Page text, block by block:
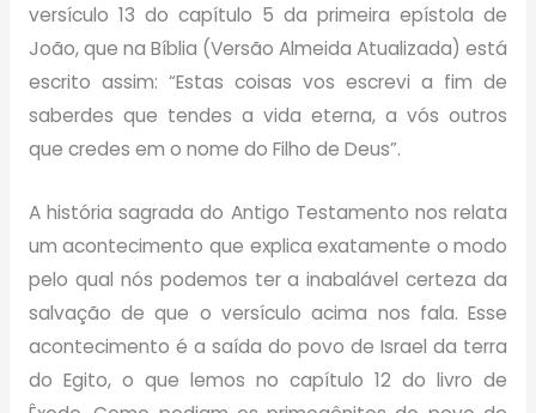
versículo 13 do capítulo 5 da primeira epístola de
João, que na Bíblia (Versão Almeida Atualizada) está
escrito assim: “Estas coisas vos escrevi a fim de
saberdes que tendes a vida eterna, a vós outros
que credes em o nome do Filho de Deus”.
A história sagrada do Antigo Testamento nos relata
um acontecimento que explica exatamente o modo
pelo qual nós podemos ter a inabalável certeza da
salvação de que o versículo acima nos fala. Esse
acontecimento é a saída do povo de Israel da terra
do Egito, o que lemos no capítulo 12 do livro de